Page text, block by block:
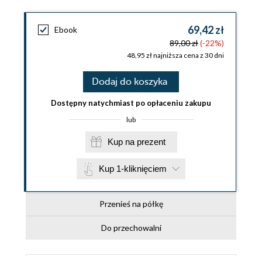
Ebook 69,42 zł
89,00 zł(-22%)
48,95 zł najniższa cena z 30 dni
Dodaj do koszyka
Dostępny natychmiast po opłaceniu zakupu
lub
Kup na prezent
Kup 1-kliknięciem
Przenieś na półkę
Do przechowalni